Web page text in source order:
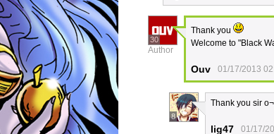
30
Author
Thank you
Welcome to "Black
Ouv 01/17/2013
8
Thank you sir o¬
lig47 01/17/